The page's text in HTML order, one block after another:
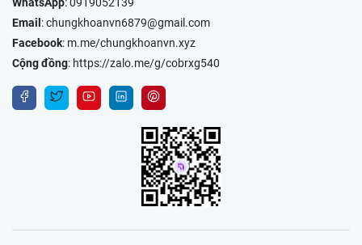
Email :chungkhoanvn6879@gmail.com
Facebook: m.me/chungkhoanvn.xyz
Cộng đồng: https://zalo.me/g/cobrxg540